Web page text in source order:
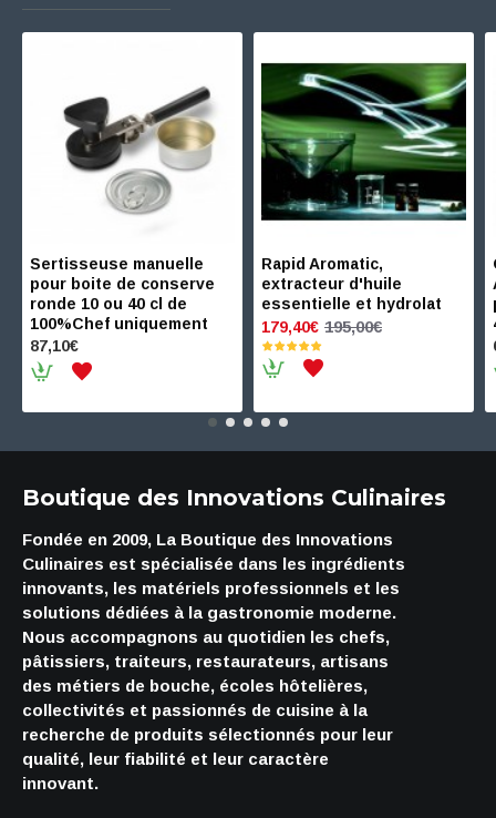
Sertisseuse manuelle
pour boite de conserve
ronde 10 ou 40 cl de
100%Chef uniquement
87,10€
Rapid Aromatic,
extracteur d'huile
essentielle et hydrolat
179,40€ 195,00€
Boutique des Innovations Culinaires
Fondée en 2009, La Boutique des Innovations
Culinaires est spécialisée dans les ingrédients
innovants, les matériels professionnels et les
solutions dédiées à la gastronomie moderne.
Nous accompagnons au quotidien les chefs,
pâtissiers, traiteurs, restaurateurs, artisans
des métiers de bouche, écoles hôtelières,
collectivités et passionnés de cuisine à la
recherche de produits sélectionnés pour leur
qualité, leur fiabilité et leur caractère
innovant.